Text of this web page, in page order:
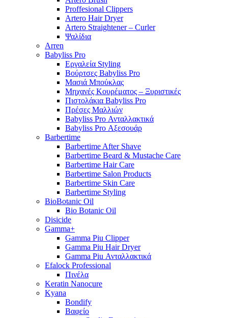
Proffesional Clippers
Artero Hair Dryer
Artero Straightener – Curler
Ψαλίδια
Arren
Babyliss Pro
Εργαλεία Styling
Βούρτσες Babyliss Pro
Μασιά Μπούκλας
Μηχανές Κουρέματος – Ξυριστικές
Πιστολάκια Babyliss Pro
Πρέσες Μαλλιών
Babyliss Pro Ανταλλακτικά
Babyliss Pro Αξεσουάρ
Barbertime
Barbertime After Shave
Barbertime Beard & Mustache Care
Barbertime Hair Care
Barbertime Salon Products
Barbertime Skin Care
Barbertime Styling
BioBotanic Oil
Bio Botanic Oil
Disicide
Gamma+
Gamma Piu Clipper
Gamma Piu Hair Dryer
Gamma Piu Ανταλλακτικά
Efalock Professional
Πινέλα
Keratin Nanocure
Kyana
Bondify
Βαφείο